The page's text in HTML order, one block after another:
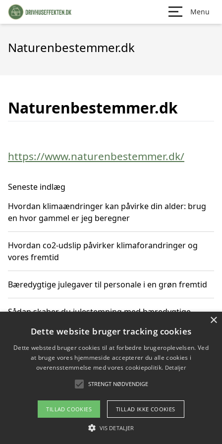
Menu
Naturenbestemmer.dk
Naturenbestemmer.dk
https://www.naturenbestemmer.dk/
Seneste indlæg
Hvordan klimaændringer kan påvirke din alder: brug
en hvor gammel er jeg beregner
Hvordan co2-udslip påvirker klimaforandringer og
vores fremtid
Bæredygtige julegaver til personale i en grøn fremtid
Sådan skaber du julestemning med bæredygtige
Sådan skaber du et bæredygtigt hjem med familien i
Copyright 2026 - Pilanto Aps
Om / kontakt
×
Dette website bruger tracking cookies
Dette websted bruger cookies til at forbedre brugeroplevelsen. Ved
at bruge vores hjemmeside accepterer du alle cookies i
overensstemmelse med vores cookiepolitik. Detaljer
STRENGT NØDVENDIGE
TILLAD COOKIES TILLAD IKKE COOKIES
VIS DETALJER